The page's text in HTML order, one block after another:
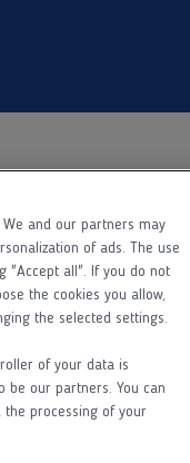
konta
and our partners may
of ads. The use
"Accept all". If you do not
the cookies you allow,
the selected settings.
of your data is
be our partners. You can
processing of your